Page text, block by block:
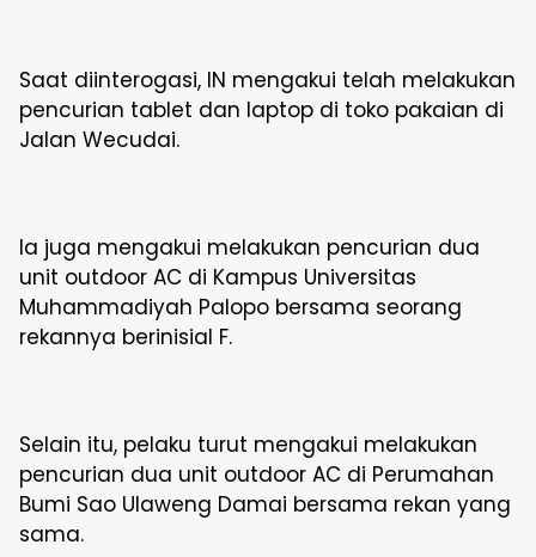
Saat diinterogasi, IN mengakui telah melakukan
pencurian tablet dan laptop di toko pakaian di
Jalan Wecudai.
Ia juga mengakui melakukan pencurian dua
unit outdoor AC di Kampus Universitas
Muhammadiyah Palopo bersama seorang
rekannya berinisial F.
Selain itu, pelaku turut mengakui melakukan
pencurian dua unit outdoor AC di Perumahan
Bumi Sao Ulaweng Damai bersama rekan yang
sama.